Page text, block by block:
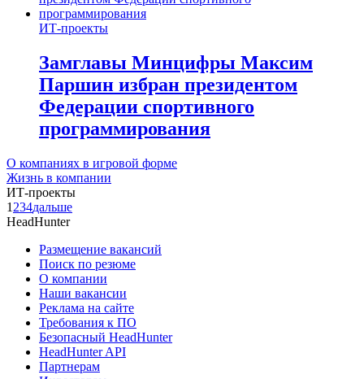
ИТ-проекты
Замглавы Минцифры Максим
Паршин избран президентом
Федерации спортивного
программирования
О компаниях в игровой форме
Жизнь в компании
ИТ-проекты
1 234дальше
HeadHunter
Размещение вакансий
Поиск по резюме
О компании
Наши вакансии
Реклама на сайте
Требования к ПО
Безопасный HeadHunter
HeadHunter API
Партнерам